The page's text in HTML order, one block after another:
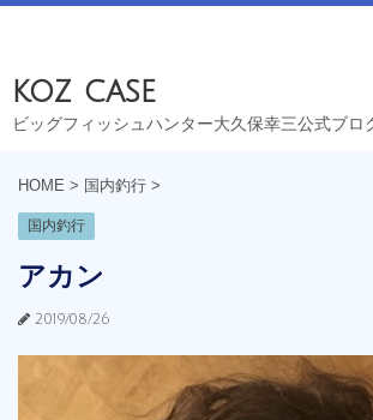
koz case
ビッグフィッシュハンター大久保幸三公式ブロ
HOME > 国内釣行 >
国内釣行
アカン
2019/08/26